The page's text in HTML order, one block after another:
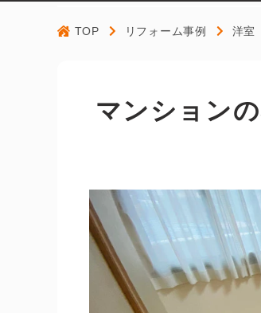
TOP リフォーム事例 洋室
マンション